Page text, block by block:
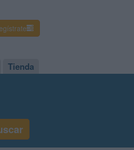
Tienda